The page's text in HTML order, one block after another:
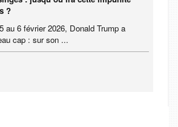
?
au 6 février 2026, Donald Trump a
cap : sur son ...